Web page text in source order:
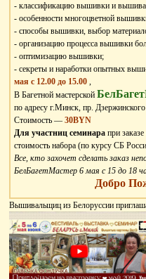
- классификацию вышивки и
- особенности многоцветной
- способы вышивки, выбор
- организацию процесса вышивки
- оптимизацию вышивки;
- секреты и наработки опытных
мая с 12.00 до 15.00 ,
В Багетной мастерской
по адресу г.Минск, пр.
Стоимость — 30BYN
Для участниц семинара при
стоимость набора (по курсу СБ
Все, кто захочет сделать заказ
БелБагетМастер 6 мая с 15 до 18
Добро
Вышивальщиц из Белоруссии